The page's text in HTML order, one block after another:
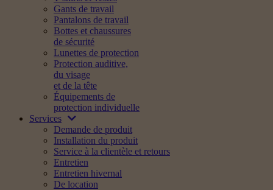
Gants de travail
Pantalons de travail
Bottes et chaussures
de sécurité
Lunettes de protection
Protection auditive,
du visage
et de la tête
Équipements de
protection individuelle
Services
Demande de produit
Installation du produit
Service à la clientèle et retours
Entretien
Entretien hivernal
De location